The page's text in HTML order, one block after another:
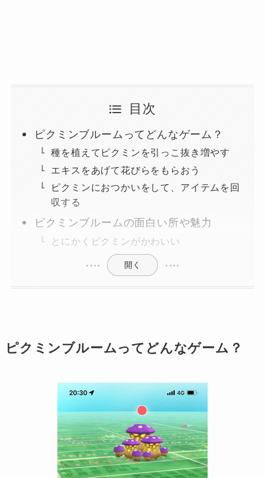
目次
ピクミンブルームってどんなゲーム？
種を植えてピクミンを引っこ抜き増やす
エキスをあげて花びらをもらおう
ピクミンにおつかいをして、アイテムを回
収する
ピクミンブルームの面白い所や魅力
とにかくピクミンがかわいい
開く
ピクミンブルームってどんなゲーム？